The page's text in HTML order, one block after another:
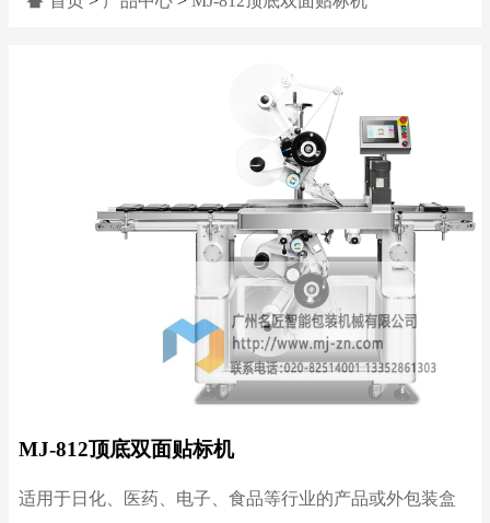
MJ-812顶底双面贴标机
适用于日化、医药、电子、食品等行业的产品或外包装盒